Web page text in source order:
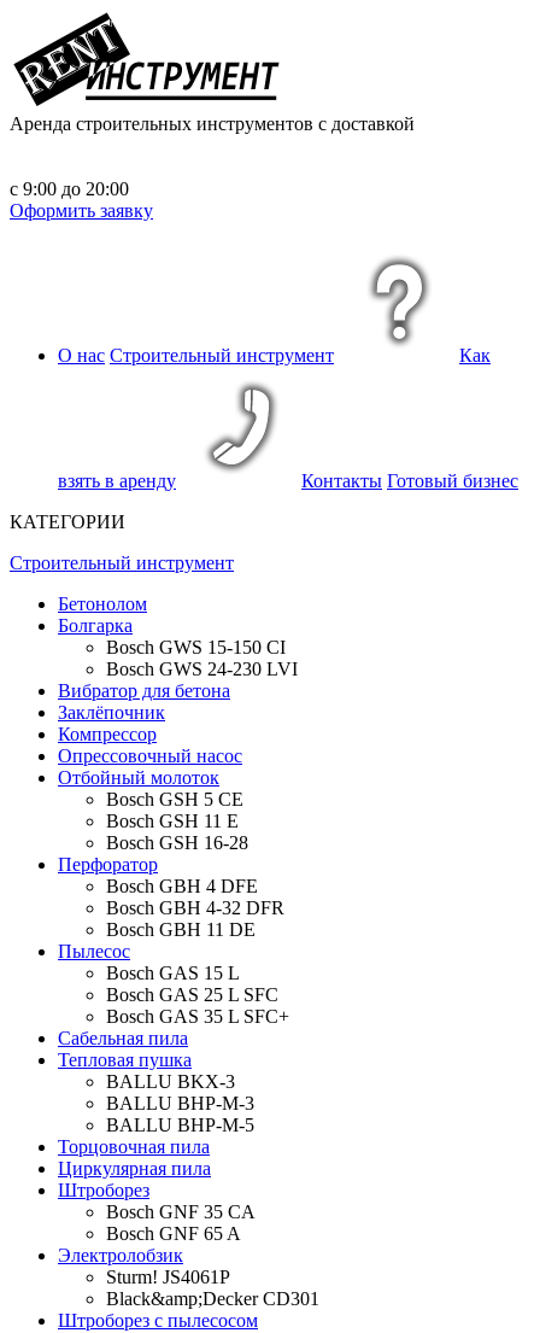
Аренда строительных инструментов с доставкой
с 9:00 до 20:00
Оформить заявку
О нас Строительный инструмент Как
взять в аренду Контакты Готовый бизнес
КАТЕГОРИИ
Строительный инструмент
Бетонолом
Болгарка
Bosch GWS 15-150 CI
Bosch GWS 24-230 LVI
Вибратор для бетона
Заклёпочник
Компрессор
Опрессовочный насос
Отбойный молоток
Bosch GSH 5 CE
Bosch GSH 11 E
Bosch GSH 16-28
Перфоратор
Bosch GBH 4 DFE
Bosch GBH 4-32 DFR
Bosch GBH 11 DE
Пылесос
Bosch GAS 15 L
Bosch GAS 25 L SFC
Bosch GAS 35 L SFC+
Сабельная пила
Тепловая пушка
BALLU BKX-3
BALLU BHP-M-3
BALLU BHP-M-5
Торцовочная пила
Циркулярная пила
Штроборез
Bosch GNF 35 CA
Bosch GNF 65 A
Электролобзик
Sturm! JS4061P
Black&amp;Decker CD301
Штроборез с пылесосом